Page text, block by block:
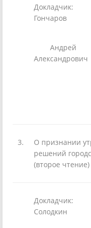
Докладчик:
Гончаров
Андрей
Александрович
3.
О признании
решений
(второе чтение)
Докладчик:
Солодкин